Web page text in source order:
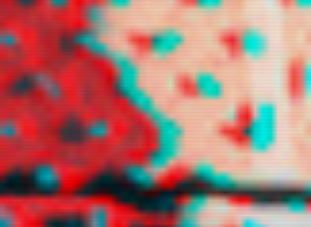
tinnituz trancyz xuggi
xxpujinxx yuhz